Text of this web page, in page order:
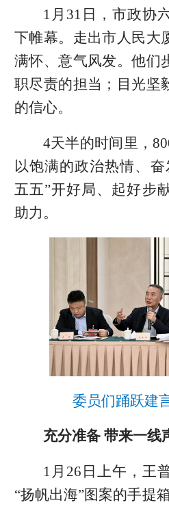
1月31日，市政协
下帷幕。走出市人民大
满怀、意气风发。他们
职尽责的担当；目光坚
的信心。
4天半的时间里，
以饱满的政治热情、
五五”开好局、起好步
助力。
委员们踊跃建
充分准备 带来一线
1月26日上午，王
“扬帆出海”图案的手提